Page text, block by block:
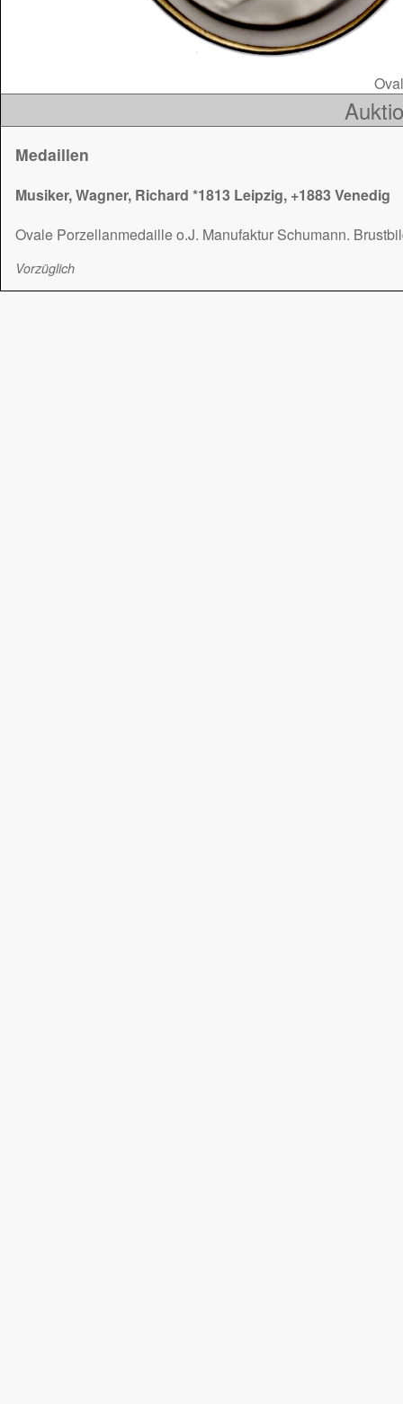
Medaillen
Musiker, Wagner, Richard *1813 Leipzig, +1883 Venedig
Ovale Porzellanmedaille o.J. Manufaktur Schumann.
Vorzüglich